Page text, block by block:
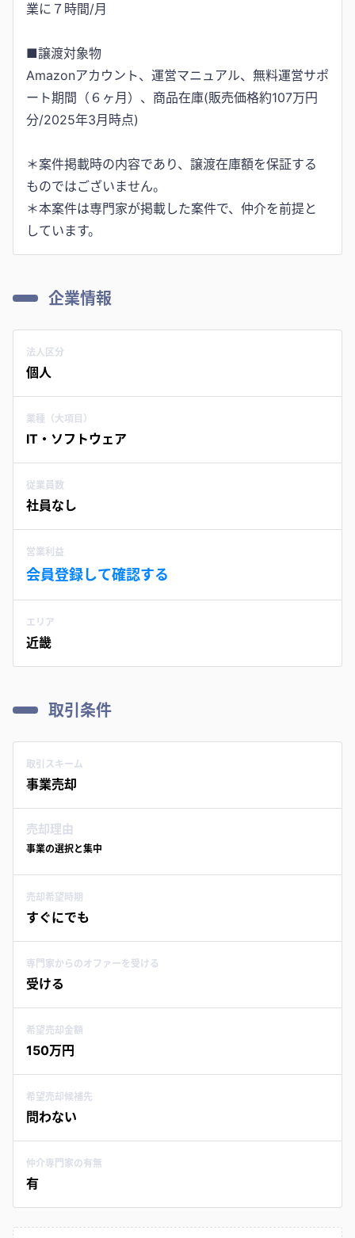
業に７時間/月
■譲渡対象物
Amazonアカウント、運営マニュアル、無料運営サポ
ート期間（６ヶ月）、商品在庫(販売価格約107万円
分/2025年3月時点)
＊案件掲載時の内容であり、譲渡在庫額を保証する
ものではございません。
＊本案件は専門家が掲載した案件で、仲介を前提と
しています。
企業情報
法人区分
個人
業種（大項目）
IT・ソフトウェア
従業員数
社員なし
営業利益
会員登録して確認する
エリア
近畿
取引条件
取引スキーム
事業売却
売却理由
事業の選択と集中
売却希望時期
すぐにでも
専門家からのオファーを受ける
受ける
希望売却金額
150万円
希望売却候補先
問わない
仲介専門家の有無
有